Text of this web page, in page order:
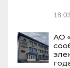
18:03
АО